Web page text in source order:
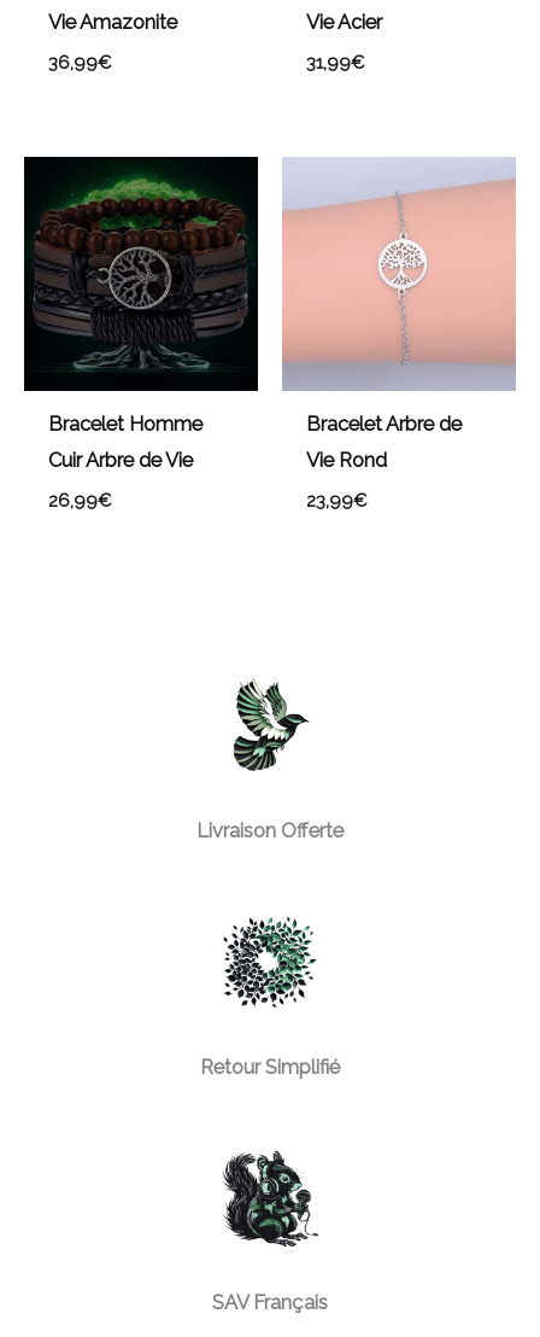
Vie Amazonite
36,99€
Vie Acier
31,99€
Bracelet Homme
Cuir Arbre de Vie
26,99€
Bracelet Arbre de
Vie Rond
23,99€
Livraison Offerte
Retour Simplifié
SAV Français